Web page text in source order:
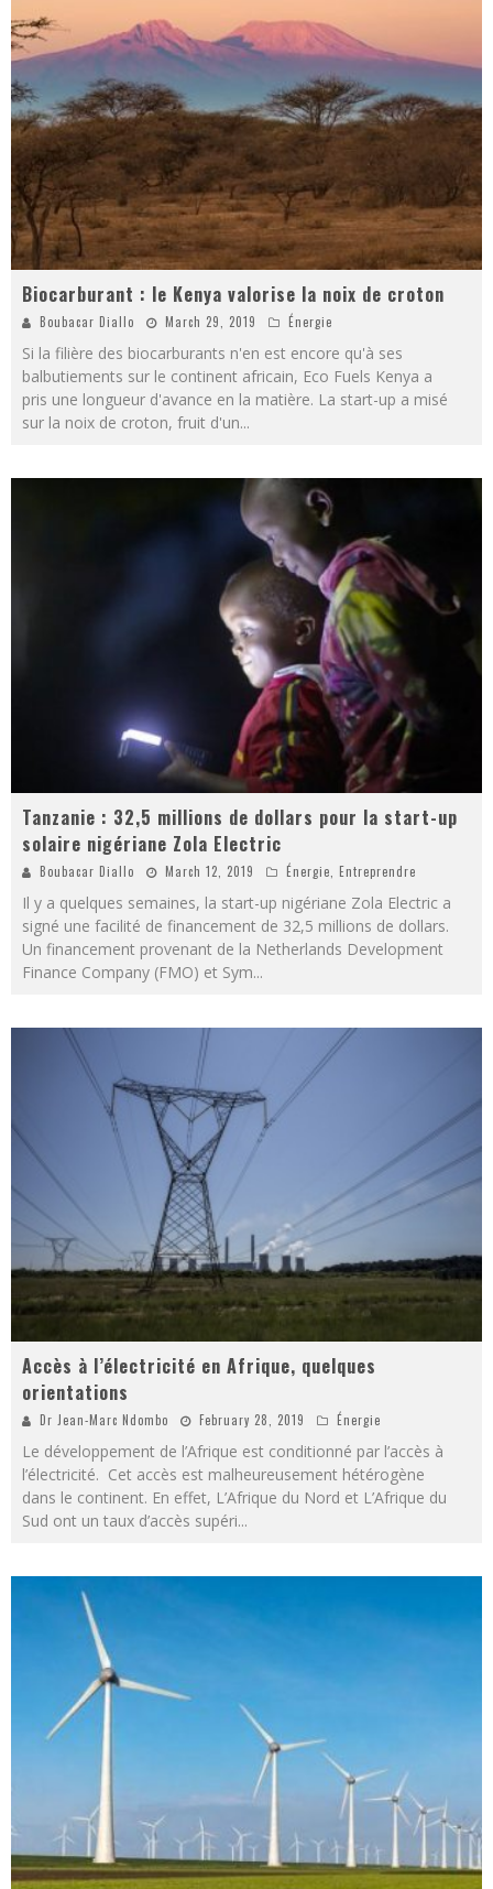
Biocarburant : le Kenya valorise la noix de croton
Boubacar Diallo March 29, 2019 Énergie
Si la filière des biocarburants n'en est encore qu'à ses
balbutiements sur le continent africain, Eco Fuels Kenya a
pris une longueur d'avance en la matière. La start-up a misé
sur la noix de croton, fruit d'un...
Tanzanie : 32,5 millions de dollars pour la start-up
solaire nigériane Zola Electric
Boubacar Diallo March 12, 2019 Énergie Entreprendre
Il y a quelques semaines, la start-up nigériane Zola Electric a
signé une facilité de financement de 32,5 millions de dollars.
Un financement provenant de la Netherlands Development
Finance Company (FMO) et Sym...
Accès à l’électricité en Afrique, quelques
orientations
Dr Jean-Marc Ndombo February 28, 2019 Énergie
Le développement de l’Afrique est conditionné par l’accès à
l’électricité. Cet accès est malheureusement hétérogène
dans le continent. En effet, L’Afrique du Nord et L’Afrique du
Sud ont un taux d’accès supéri...